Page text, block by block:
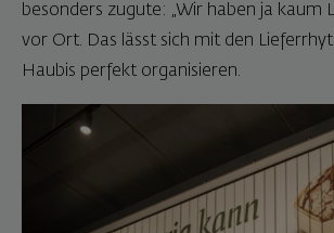
besonders zugute: „Wir haben ja kaum
vor Ort. Das lässt sich mit den
Haubis perfekt organisieren.